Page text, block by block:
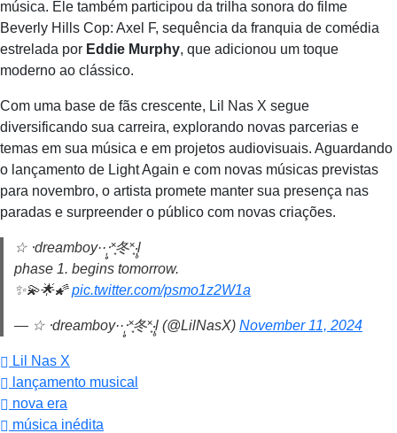
música. Ele também participou da trilha sonora do filme
Beverly Hills Cop: Axel F, sequência da franquia de comédia
estrelada por Eddie Murphy, que adicionou um toque
moderno ao clássico.
Com uma base de fãs crescente, Lil Nas X segue
diversificando sua carreira, explorando novas parcerias e
temas em sua música e em projetos audiovisuais. Aguardando
o lançamento de Light Again e com novas músicas previstas
para novembro, o artista promete manter sua presença nas
paradas e surpreender o público com novas criações.
☆ ‧dreamboy··‧̩̥˟͙冬˟͙‧̩̥l
phase 1. begins tomorrow.
✨💫🌟🌠pic.twitter.com/psmo1z2W1a
— ☆ ‧dreamboy··‧̩̥˟͙冬˟͙‧̩̥l (@LilNasX) November 11, 2024
Lil Nas X
lançamento musical
nova era
música inédita